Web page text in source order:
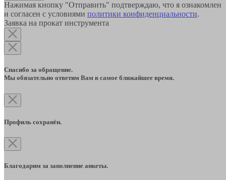
Нажимая кнопку "Отправить" подтверждаю, что я ознакомлен
и согласен с условиями политики конфиденциальности.
Заявка на прокат инструмента
Спасибо за обращение.
Мы обязательно ответим Вам в самое ближайшее время.
Профиль сохранён.
Благодарим за заполнение анкеты.